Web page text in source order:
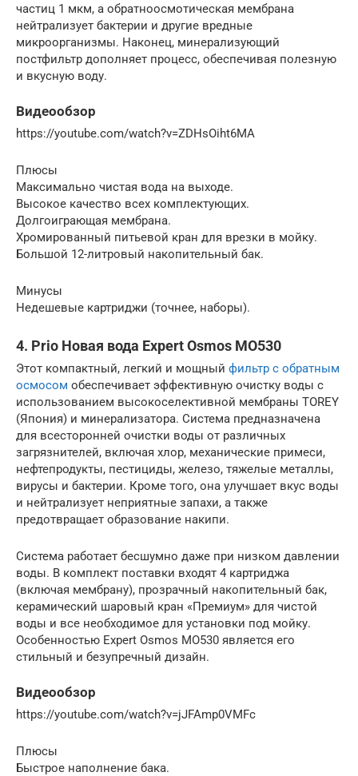
частиц 1 мкм, а обратноосмотическая мембрана
нейтрализует бактерии и другие вредные
микроорганизмы. Наконец, минерализующий
постфильтр дополняет процесс, обеспечивая полезную
и вкусную воду.
Видеообзор
https://youtube.com/watch?v=ZDHsOiht6MA
Плюсы
Максимально чистая вода на выходе.
Высокое качество всех комплектующих.
Долгоиграющая мембрана.
Хромированный питьевой кран для врезки в мойку.
Большой 12-литровый накопительный бак.
Минусы
Недешевые картриджи (точнее, наборы).
4. Prio Новая вода Expert Osmos МО530
Этот компактный, легкий и мощный фильтр с обратным
осмосом обеспечивает эффективную очистку воды с
использованием высокоселективной мембраны TOREY
(Япония) и минерализатора. Система предназначена
для всесторонней очистки воды от различных
загрязнителей, включая хлор, механические примеси,
нефтепродукты, пестициды, железо, тяжелые металлы,
вирусы и бактерии. Кроме того, она улучшает вкус воды
и нейтрализует неприятные запахи, а также
предотвращает образование накипи.
Система работает бесшумно даже при низком давлении
воды. В комплект поставки входят 4 картриджа
(включая мембрану), прозрачный накопительный бак,
керамический шаровый кран «Премиум» для чистой
воды и все необходимое для установки под мойку.
Особенностью Expert Osmos МО530 является его
стильный и безупречный дизайн.
Видеообзор
https://youtube.com/watch?v=jJFAmp0VMFc
Плюсы
Быстрое наполнение бака.